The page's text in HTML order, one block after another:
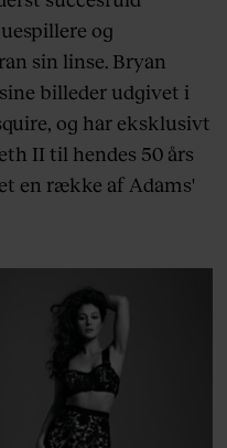
og
sin linse. Bryan
billeder udgivet i
og har eksklusivt
II til hendes 50 års
en række af Adams'